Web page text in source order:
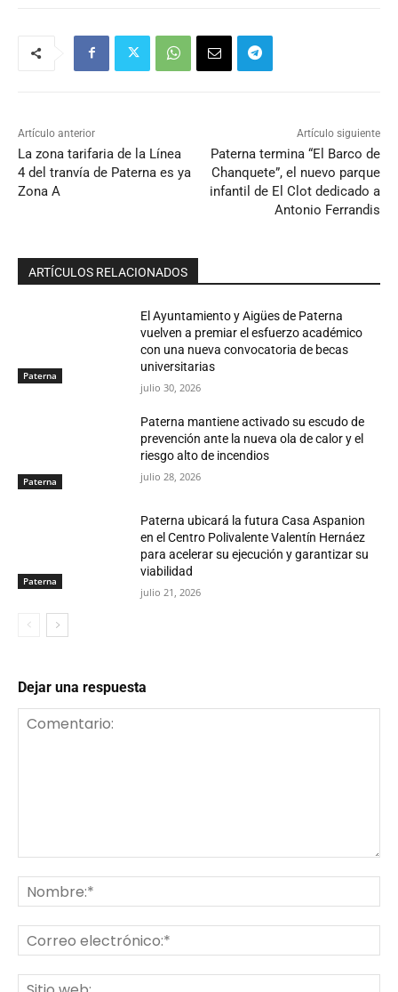
Artículo anterior
La zona tarifaria de la Línea
4 del tranvía de Paterna es ya
Zona A
Artículo siguiente
Paterna termina “El Barco de
Chanquete”, el nuevo parque
infantil de El Clot dedicado a
Antonio Ferrandis
ARTÍCULOS RELACIONADOS
Paterna
El Ayuntamiento y Aigües de Paterna
vuelven a premiar el esfuerzo académico
con una nueva convocatoria de becas
universitarias
julio 30, 2026
Paterna
Paterna mantiene activado su escudo de
prevención ante la nueva ola de calor y el
riesgo alto de incendios
julio 28, 2026
Paterna
Paterna ubicará la futura Casa Aspanion
en el Centro Polivalente Valentín Hernáez
para acelerar su ejecución y garantizar su
viabilidad
julio 21, 2026
Dejar una respuesta